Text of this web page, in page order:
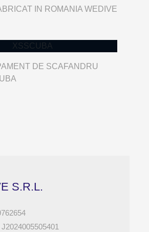
IN ROMANIA WEDIVE
DE SCAFANDRU
S.R.L.